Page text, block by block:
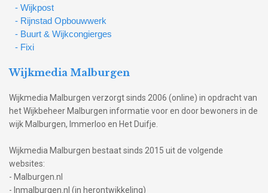
- Wijkpost
- Rijnstad Opbouwwerk
- Buurt & Wijkcongierges
- Fixi
Wijkmedia Malburgen
Wijkmedia Malburgen verzorgt sinds 2006 (online) in opdracht van
het Wijkbeheer Malburgen informatie voor en door bewoners in de
wijk Malburgen, Immerloo en Het Duifje.
Wijkmedia Malburgen bestaat sinds 2015 uit de volgende
websites:
- Malburgen.nl
- Inmalburgen.nl (in herontwikkeling)